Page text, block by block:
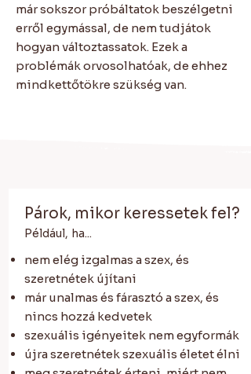
már sokszor próbáltatok beszélgetni
erről egymással, de nem tudjátok
hogyan változtassatok. Ezek a
problémák orvosolhatóak, de ehhez
mindkettőtökre szükség van.
Párok, mikor keressetek fel?
Például, ha...
nem elég izgalmas a szex, és
szeretnétek újítani
már unalmas és fárasztó a szex, és
nincs hozzá kedvetek
szexuális igényeitek nem egyformák
újra szeretnétek szexuális életet élni